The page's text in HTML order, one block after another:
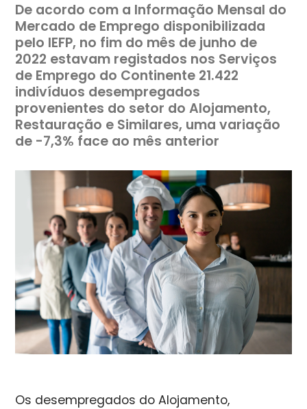
De acordo com a Informação Mensal do
Mercado de Emprego disponibilizada
pelo IEFP, no fim do mês de junho de
2022 estavam registados nos Serviços
de Emprego do Continente 21.422
indivíduos desempregados
provenientes do setor do Alojamento,
Restauração e Similares, uma variação
de -7,3% face ao mês anterior
Os desempregados do Alojamento,